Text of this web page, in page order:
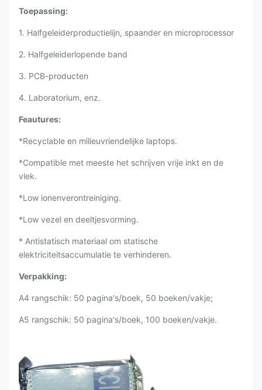
Toepassing:
1. Halfgeleiderproductielijn, spaander en microprocessor
2. Halfgeleiderlopende band
3. PCB-producten
4. Laboratorium, enz.
Feautures:
*Recyclable en milieuvriendelijke laptops.
*Compatible met meeste het schrijven vrije inkt en de
vlek.
*Low ionenverontreiniging.
*Low vezel en deeltjesvorming.
* Antistatisch materiaal om statische
elektriciteitsaccumulatie te verhinderen.
Verpakking:
A4 rangschik: 50 pagina's/boek, 50 boeken/vakje;
A5 rangschik: 50 pagina's/boek, 100 boeken/vakje.